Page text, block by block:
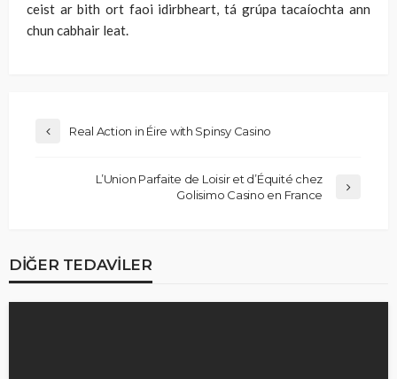
ceist ar bith ort faoi idirbheart, tá grúpa tacaíochta ann
chun cabhair leat.
Real Action in Éire with Spinsy Casino
L’Union Parfaite de Loisir et d’Équité chez
Golisimo Casino en France
DIĞER TEDAVILER